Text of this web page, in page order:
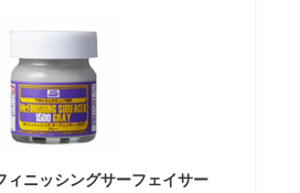
ィニッシングサーフェイサー